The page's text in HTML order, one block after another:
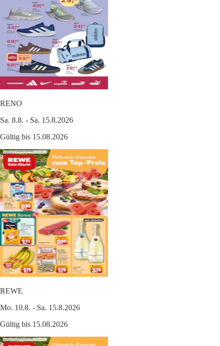
RENO
Sa. 8.8. - Sa. 15.8.2026
Gültig bis 15.08.2026
REWE
Mo. 10.8. - Sa. 15.8.2026
Gültig bis 15.08.2026